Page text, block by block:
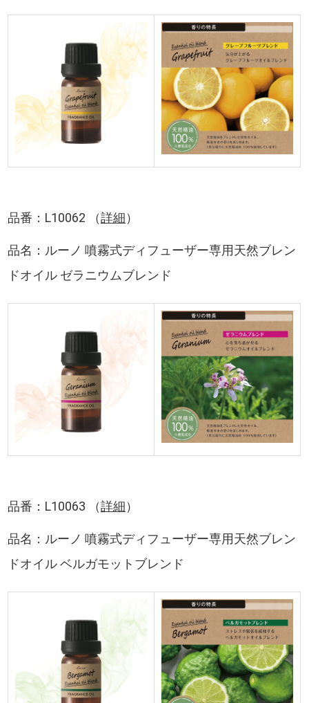
品番：L10062 （詳細）
品名：ルーノ 噴霧式ディフューザー専用天然ブレン
ドオイル ゼラニウムブレンド
品番：L10063 （詳細）
品名：ルーノ 噴霧式ディフューザー専用天然ブレン
ドオイル ベルガモットブレンド